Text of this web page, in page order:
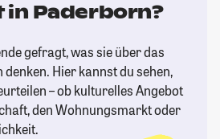
in Paderborn?
gefragt, was sie über das
Hier kannst du sehen,
– ob kulturelles Angebot
den Wohnungsmarkt oder